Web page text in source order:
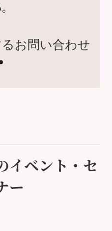
お問い合わせ
イベント・セ
ー